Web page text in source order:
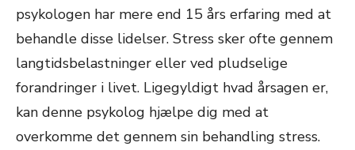
psykologen har mere end 15 års erfaring med at
behandle disse lidelser. Stress sker ofte gennem
langtidsbelastninger eller ved pludselige
forandringer i livet. Ligegyldigt hvad årsagen er,
kan denne psykolog hjælpe dig med at
overkomme det gennem sin behandling stress.